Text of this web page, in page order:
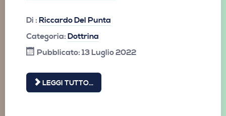
Di : Riccardo Del Punta
Categoria: Dottrina
Pubblicato: 13 Luglio 2022
LEGGI TUTTO...